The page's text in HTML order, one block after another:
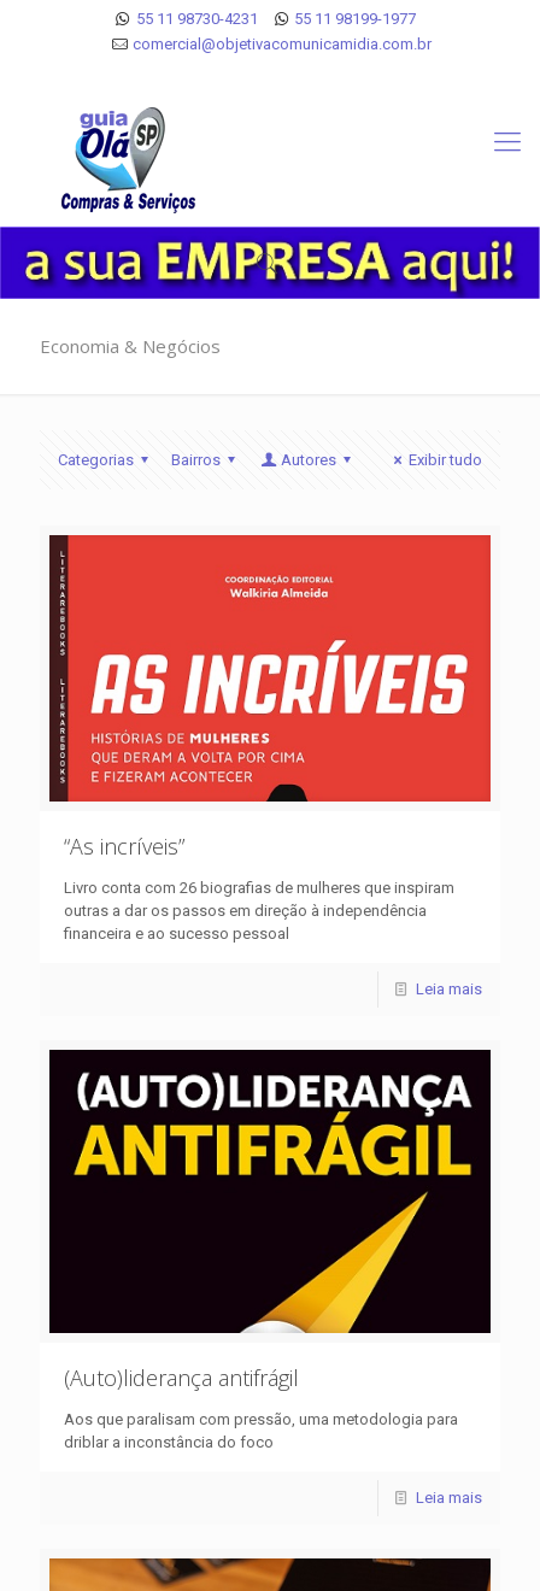
55 11 98730-4231
55 11 98199-1977
comercial@objetivacomunicamidia.com.br
Economia & Negócios
Categorias Bairros Autores Exibir tudo
“As incríveis”
Livro conta com 26 biografias de mulheres que inspiram
outras a dar os passos em direção à independência
financeira e ao sucesso pessoal
Leia mais
(Auto)liderança antifrágil
Aos que paralisam com pressão, uma metodologia para
driblar a inconstância do foco
Leia mais